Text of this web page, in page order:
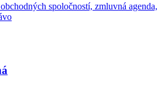
spoločností, zmluvná agenda,